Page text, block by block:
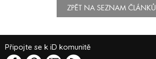
ZPĚT NA SEZNAM ČLÁNKŮ
Připojte se k iD komunitě